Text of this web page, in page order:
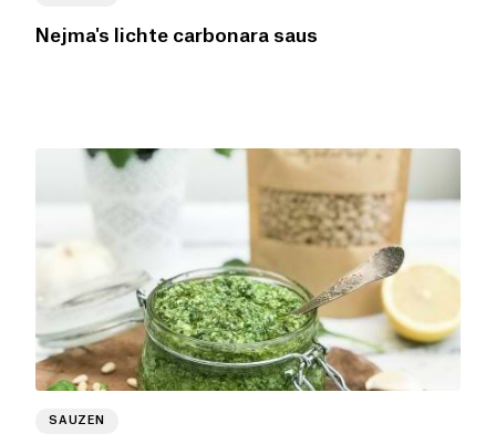
Nejma's lichte carbonara saus
SAUZEN